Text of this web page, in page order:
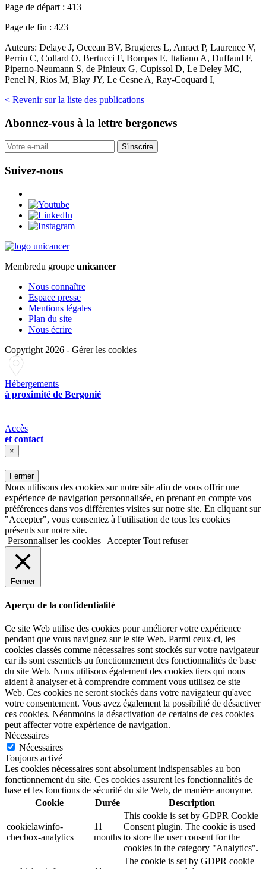
Page de départ : 413
Page de fin : 423
Auteurs: Delaye J, Occean BV, Brugieres L, Anract P, Laurence V,
Perrin C, Collard O, Bertucci F, Bompas E, Italiano A, Duffaud F,
Piperno-Neumann S, de Pinieux G, Cupissol D, Le Deley MC,
Penel N, Rios M, Blay JY, Le Cesne A, Ray-Coquard I,
< Revenir sur la liste des publications
Abonnez-vous à la lettre bergonews
S'inscrire
Suivez-nous
Membredu groupe unicancer
Nous connaître
Espace presse
Mentions légales
Plan du site
Nous écrire
Copyright 2026 - Gérer les cookies
Hébergements
à proximité de Bergonié
Accès
et contact
×
Fermer
Nous utilisons des cookies sur notre site afin de vous offrir une
expérience de navigation personnalisée, en prenant en compte vos
préférences dans vos différentes visites sur notre site. En cliquant sur
"Accepter", vous consentez à l'utilisation de tous les cookies
présents sur notre site.
Personnaliser les cookies
Accepter Tout refuser
Fermer
Aperçu de la confidentialité
Ce site Web utilise des cookies pour améliorer votre expérience
pendant que vous naviguez sur le site Web. Parmi ceux-ci, les
cookies classés comme nécessaires sont stockés sur votre navigateur
car ils sont essentiels au fonctionnement des fonctionnalités de base
du site Web. Nous utilisons également des cookies tiers qui nous
aident à analyser et à comprendre comment vous utilisez ce site
Web. Ces cookies ne seront stockés dans votre navigateur qu'avec
votre consentement. Vous avez également la possibilité de désactiver
ces cookies. Néanmoins la désactivation de certains de ces cookies
peut affecter votre expérience de navigation.
Nécessaires
Nécessaires
Toujours activé
Les cookies nécessaires sont absolument indispensables au bon
fonctionnement du site. Ces cookies assurent les fonctionnalités de
base et les fonctions de sécurité du site Web, de manière anonyme.
Cookie
Durée Description
cookielawinfo-
checbox-analytics
11
months
This cookie is set by GDPR Cookie
Consent plugin. The cookie is used
to store the user consent for the
cookies in the category "Analytics".
The cookie is set by GDPR cookie